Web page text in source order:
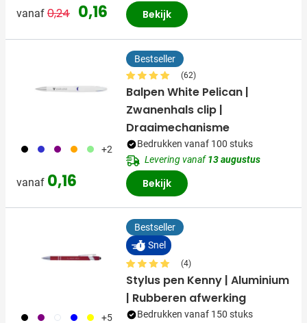
vanaf Normale prijs
0,24 Speciale prijs
0,16 Bekijk
001 023 024 007 029 +2
vanaf 0,16
Bestseller
(62)
Balpen White Pelican |
Zwanenhals clip |
Draaimechanisme
Bedrukken vanaf 100 stuks
Levering vanaf13 augustus
Bekijk
001 024 002 005 006 +5
Bestseller
Snel
(4)
Stylus pen Kenny | Aluminium
| Rubberen afwerking
Bedrukken vanaf 150 stuks